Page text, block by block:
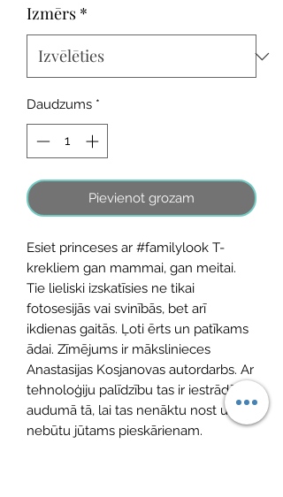
Izmērs *
Daudzums *
Pievienot grozam
Esiet princeses ar #familylook T-
krekliem gan mammai, gan meitai.
Tie lieliski izskatīsies ne tikai
fotosesijās vai svinībās, bet arī
ikdienas gaitās. Ļoti ērts un patīkams
ādai. Zīmējums ir mākslinieces
Anastasijas Kosjanovas autordarbs. Ar
tehnoloģiju palīdzību tas ir iestrādāts
audumā tā, lai tas nenāktu nost un
nebūtu jūtams pieskārienam.